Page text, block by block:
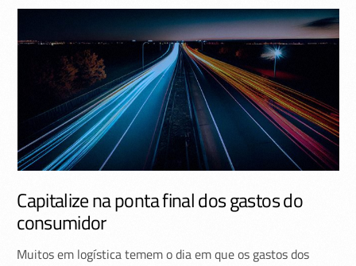
Capitalize na ponta final dos gastos do
consumidor
Muitos em logística temem o dia em que os gastos dos